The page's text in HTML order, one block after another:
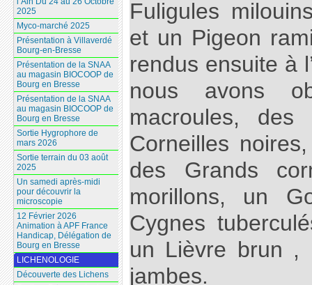
Fuligules
et un Pigeon
rendus ensuite à
nous avons
macroules, des
Corneilles
des Grands
morillons, un
Cygnes
un Lièvre brun ,
jambes.
2025
Myco-marché 2025
Présentation à Villaverdé
Bourg-en-Bresse
Présentation de la SNAA
au magasin BIOCOOP de
Bourg en Bresse
Présentation de la SNAA
au magasin BIOCOOP de
Bourg en Bresse
Sortie Hygrophore de
mars 2026
Sortie terrain du 03 août
2025
Un samedi après-midi
pour découvrir la
microscopie
12 Février 2026
Animation à APF France
Handicap, Délégation de
Bourg en Bresse
LICHENOLOGIE
Découverte des Lichens